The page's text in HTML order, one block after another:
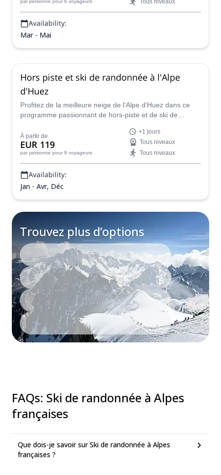
par personne pour 6 voyageurs Tous niveaux
Availability:
Mar - Mai
Hors piste et ski de randonnée à l'Alpe
d'Huez
Profitez de la meilleure neige de l'Alpe d'Huez dans ce
programme passionnant de hors-piste et de ski de
IFMGA.
À partir de
EUR 119
par personne pour 8 voyageurs
+1 jours
Tous niveaux
Tous niveaux
Availability:
Jan - Avr, Déc
Trouvez plus d’options
FAQs: Ski de randonnée à Alpes
françaises
Que dois-je savoir sur Ski de randonnée à Alpes
françaises ?